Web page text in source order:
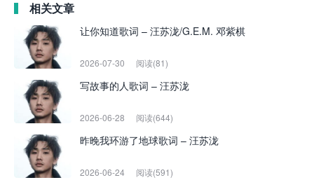
相关文章
让你知道歌词 – 汪苏泷/G.E.M. 邓紫棋
2026-07-30 阅读(81)
写故事的人歌词 – 汪苏泷
2026-06-28 阅读(644)
昨晚我环游了地球歌词 – 汪苏泷
2026-06-24 阅读(591)